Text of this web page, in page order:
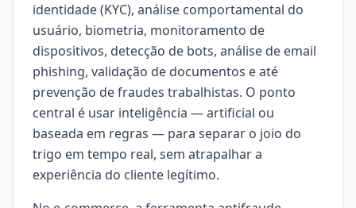
identidade (KYC), análise comportamental do
usuário, biometria, monitoramento de
dispositivos, detecção de bots, análise de email
phishing, validação de documentos e até
prevenção de fraudes trabalhistas. O ponto
central é usar inteligência — artificial ou
baseada em regras — para separar o joio do
trigo em tempo real, sem atrapalhar a
experiência do cliente legítimo.